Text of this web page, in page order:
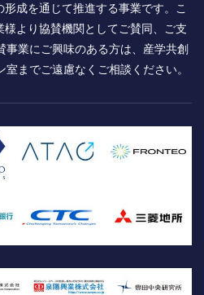
成を通じて推進する事業です。こ
より協賛機関としてご賛同、ご支
事業にご興味のある方は、産学共創
までご遠慮なくご相談ください。